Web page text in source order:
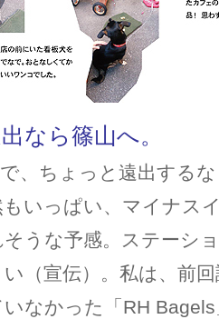
なら篠山へ。
、ちょっと遠出する
いっぱい、マイナス
うな予感。ステーシ
（宣伝）。私は、前
なかった「RH